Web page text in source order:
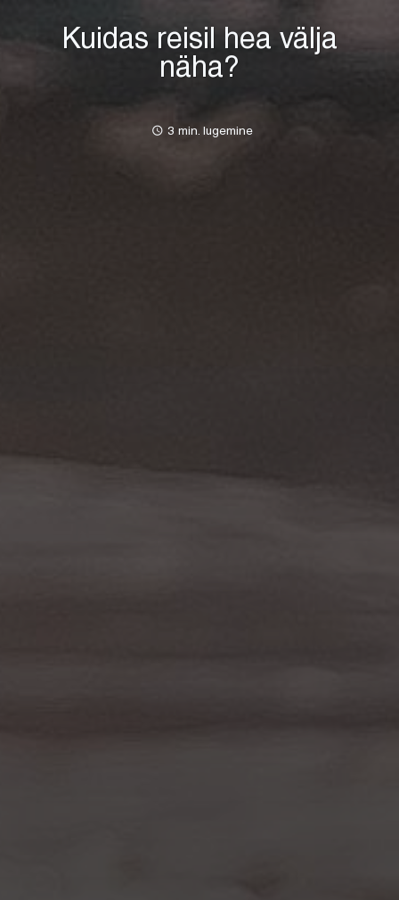
Kuidas reisil hea välja
näha?
access_time 3 min. lugemine